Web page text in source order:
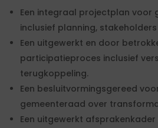
Een integraal projectplan voor
inclusief planning,
Een uitgewerkt en door
participatieproces inclusief
terugkoppeling.
Een besluitvormingsgereed
gemeenteraad over
Een uitgewerkt